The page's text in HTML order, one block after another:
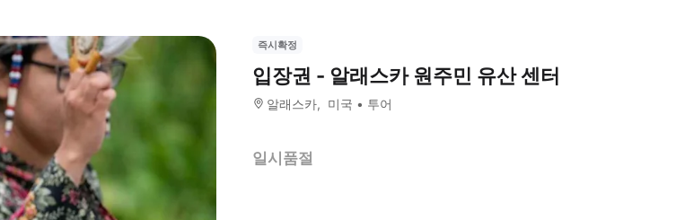
즉시확정
입장권 - 알래스카 원주민 유산 센터
알래스카 미국 투어
일시품절